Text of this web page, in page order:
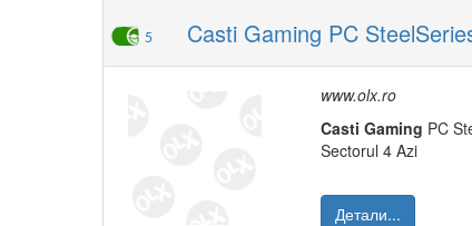
5 Casti Gaming PC
www.olx.ro
Casti Gaming PC
Sectorul 4 Azi
Детали...